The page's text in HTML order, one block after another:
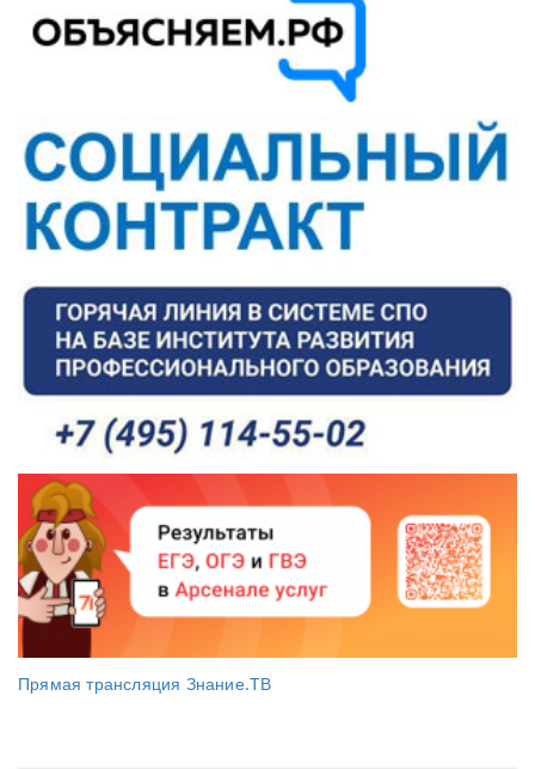
Прямая трансляция Знание.ТВ